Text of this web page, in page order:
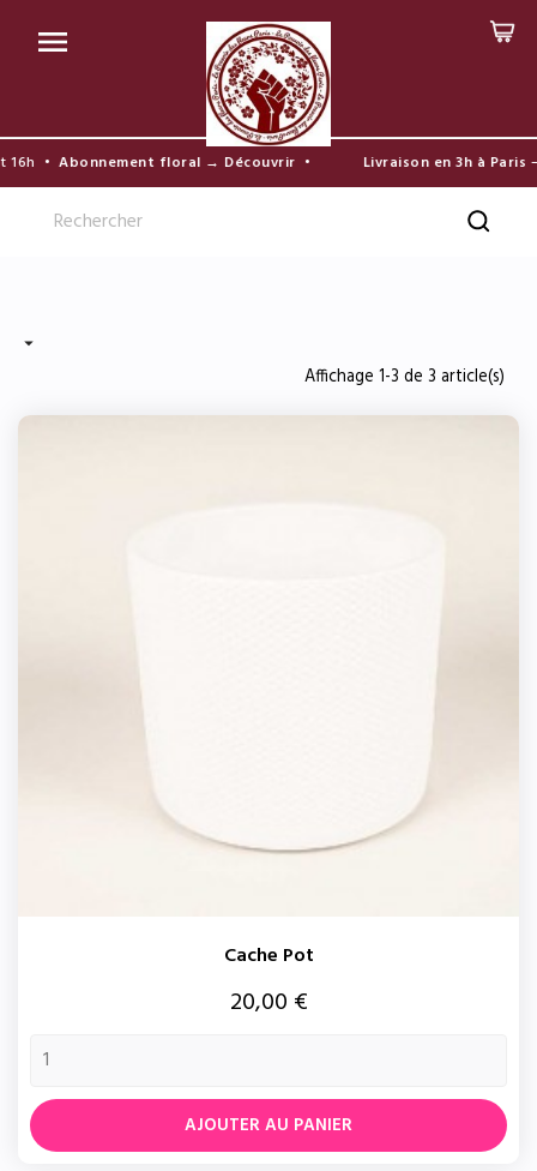

• Abonnement floral → Découvrir• Livraison en 3h à Paris—

Affichage 1-3 de 3 article(s)
Cache Pot
Prix
20,00 €
AJOUTER AU PANIER